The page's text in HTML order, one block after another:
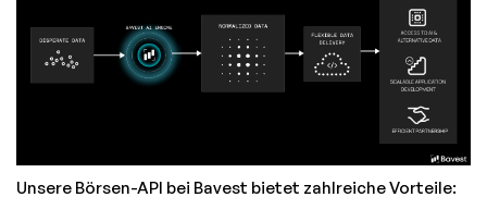
Unsere Börsen-API bei Bavest bietet zahlreiche Vorteile: